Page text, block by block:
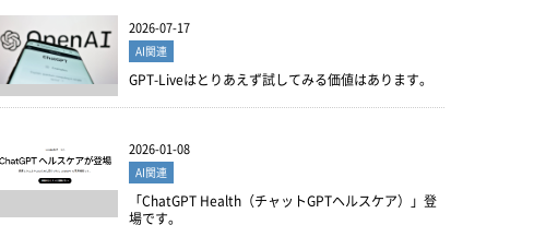
2026-07-17
AI関連
GPT-Liveはとりあえず試してみる価値はあります。
2026-01-08
AI関連
「ChatGPT Health（チャットGPTヘルスケア）」登
場です。